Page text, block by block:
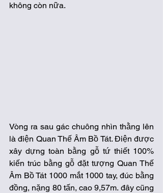
không còn nữa.
Vòng ra sau gác chuông nhìn thằng lên
là điện Quan Thế Âm Bồ Tát. Điện được
xây dựng toàn bằng gỗ tứ thiết 100%
kiến trúc bằng gỗ đặt tượng Quan Thế
Âm Bồ Tát 1000 mắt 1000 tay, đúc bằng
đồng, nặng 80 tấn, cao 9,57m. đây cũng